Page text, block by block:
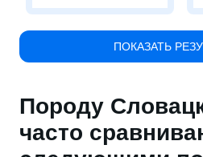
ПОКАЗАТЬ
Породу
часто